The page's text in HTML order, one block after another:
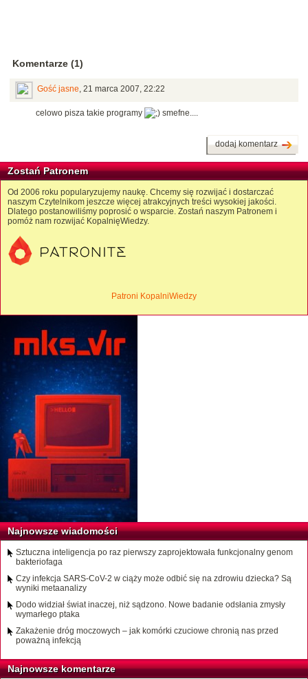
Komentarze (1)
Gość jasne 21 marca 2007, 22:22
celowo pisza takie programy smefne....
dodaj komentarz
Zostań Patronem
Od 2006 roku popularyzujemy naukę. Chcemy się rozwijać i dostarczać
naszym Czytelnikom jeszcze więcej atrakcyjnych treści wysokiej jakości.
Dlatego postanowiliśmy poprosić o wsparcie. Zostań naszym Patronem i
pomóż nam rozwijać KopalnięWiedzy.
Patroni KopalniWiedzy
Najnowsze wiadomości
Sztuczna inteligencja po raz pierwszy zaprojektowała funkcjonalny genom
bakteriofaga
Czy infekcja SARS-CoV-2 w ciąży może odbić się na zdrowiu dziecka? Są
wyniki metaanalizy
Dodo widział świat inaczej, niż sądzono. Nowe badanie odsłania zmysły
wymarłego ptaka
Zakażenie dróg moczowych – jak komórki czuciowe chronią nas przed
poważną infekcją
Najnowsze komentarze